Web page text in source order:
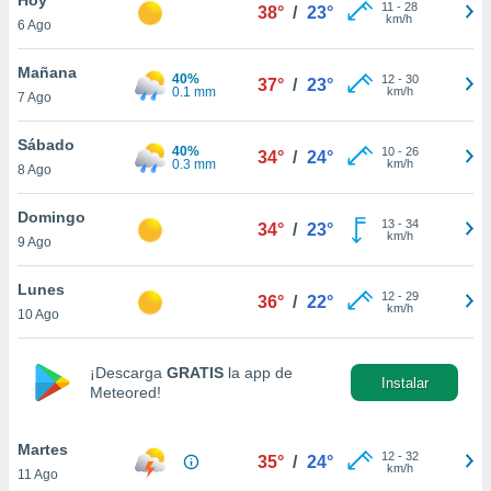
y
en
más
de
cookies
aceptar
6 Ago
38° / 23° 11 - 28
km/h
Mañana
7 Ago
40%
0.1 mm
37° / 23° 12- 30
km/h
Sábado
8 Ago
40%
0.3 mm
34° / 24° 10- 26
km/h
Domingo
9 Ago
34° / 23° 13- 34
km/h
Lunes
10 Ago
36° / 22° 12- 29
km/h
¡Descarga GRATIS la app de
Meteored!
Instalar
Martes
11 Ago
35° / 24° 12- 32
km/h